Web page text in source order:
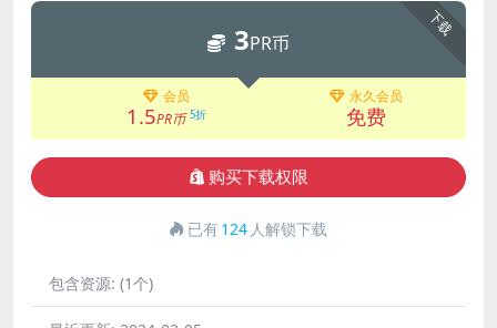
下载
3PR币
会员
1.5PR币 5折
永久会员
免费
购买下载权限
已有124 人解锁下载
包含资源: (1个)